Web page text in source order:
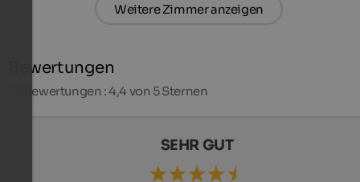
Weitere Zimmer anzeigen
Bewertungen
Bewertungen : 4,4 von 5 Sternen
SEHR GUT